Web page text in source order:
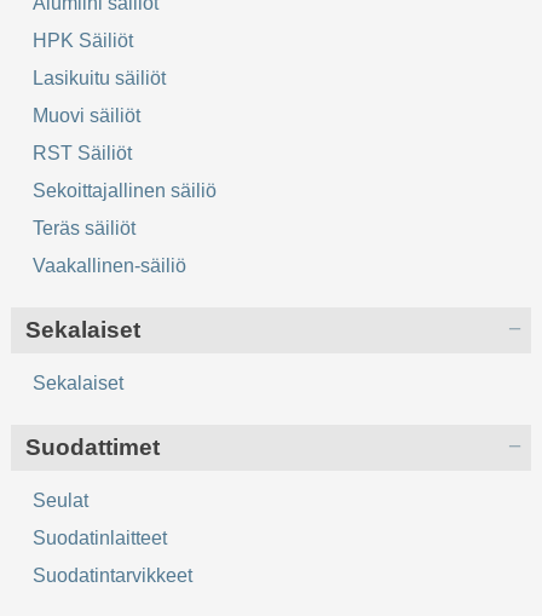
HPK Säiliöt
Lasikuitu säiliöt
Muovi säiliöt
RST Säiliöt
Sekoittajallinen säiliö
Teräs säiliöt
Vaakallinen-säiliö
Sekalaiset
Sekalaiset
Suodattimet
Seulat
Suodatinlaitteet
Suodatintarvikkeet